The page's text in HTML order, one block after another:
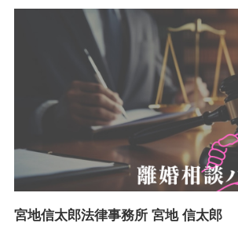
宮地信太郎法律事務所 宮地 信太郎